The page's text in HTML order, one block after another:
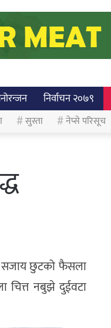
निर्वाचन २०७९
सुस्ता नेप्से परिसूच
सजाय छुटको फैसला
चित्त नबुझे दुईवटा